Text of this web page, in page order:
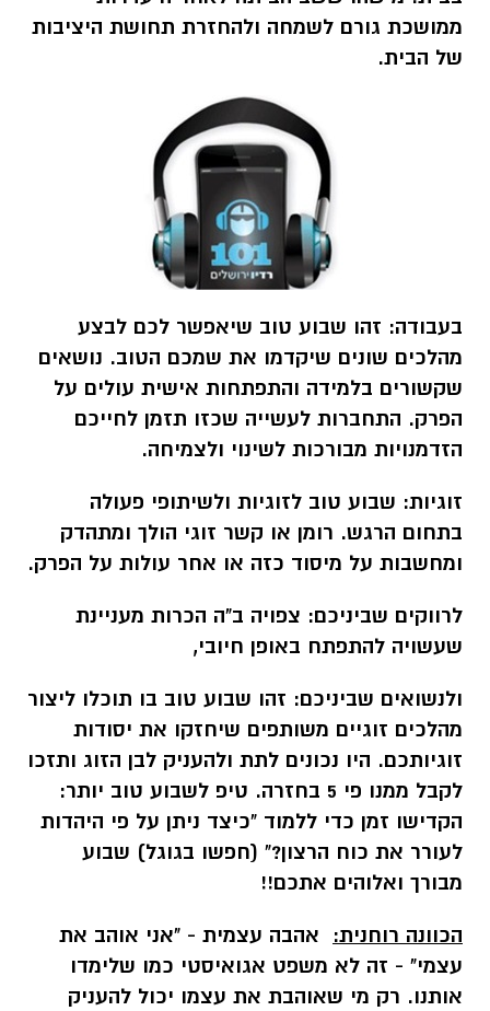
ממושכת גורם לשמחה ולהחזרת תחושת היציבות
של הבית.
בעבודה: זהו שבוע טוב שיאפשר לכם לבצע
מהלכים שונים שיקדמו את שמכם הטוב. נושאים
שקשורים בלמידה והתפתחות אישית עולים על
הפרק. התחברות לעשייה שכזו תזמן לחייכם
הזדמנויות מבורכות לשינוי ולצמיחה.
זוגיות: שבוע טוב לזוגיות ולשיתופי פעולה
בתחום הרגש. רומן או קשר זוגי הולך ומתהדק
ומחשבות על מיסוד כזה או אחר עולות על הפרק.
לרווקים שביניכם: צפויה ב"ה הכרות מעניינת
שעשויה להתפתח באופן חיובי,
ולנשואים שביניכם: זהו שבוע טוב בו תוכלו ליצור
מהלכים זוגיים משותפים שיחזקו את יסודות
זוגיותכם. היו נכונים לתת ולהעניק לבן הזוג ותזכו
לקבל ממנו פי 5 בחזרה.
טיפ לשבוע טוב יותר:
הקדישו זמן כדי ללמוד "כיצד ניתן על פי היהדות
לעורר את כוח הרצון?" (חפשו בגוגל) שבוע
מבורך ואלוהים אתכם!!
הכוונה רוחנית: אהבה עצמית - "אני אוהב את
עצמי" - זה לא משפט אגואיסטי כמו שלימדו
אותנו. רק מי שאוהבת את עצמו יכול להעניק